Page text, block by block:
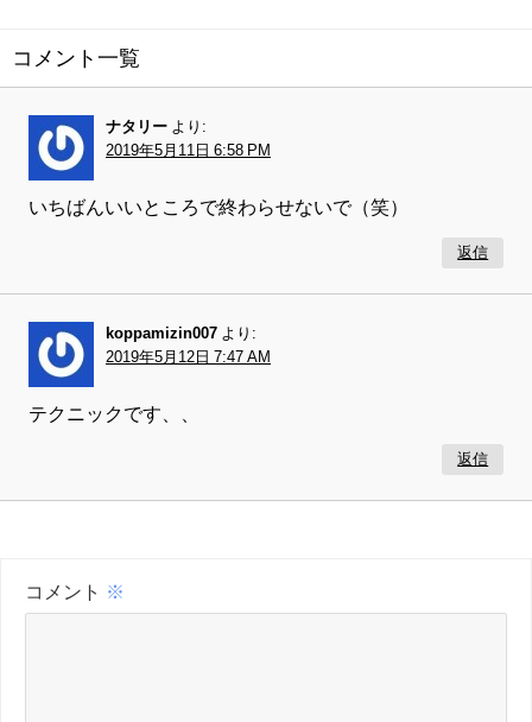
コメント一覧
ナタリー より:
2019年5月11日 6:58 PM
いちばんいいところで終わらせないで（笑）
返信
koppamizin007 より:
2019年5月12日 7:47 AM
テクニックです、、
返信
コメント ※